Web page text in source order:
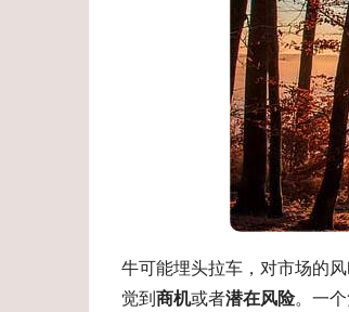
牛可能埋头拉车，对市场的
觉到商机或者潜在风险。一